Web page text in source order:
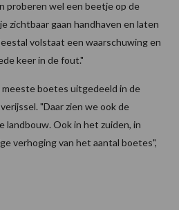
proberen wel een beetje op de
zichtbaar gaan handhaven en laten
volstaat een waarschuwing en
keer in de fout."
meeste boetes uitgedeeld in de
"Daar zien we ook de
landbouw. Ook in het zuiden, in
verhoging van het aantal boetes",